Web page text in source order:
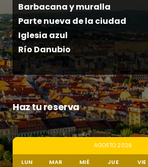
Barbacana y muralla
Parte nueva de la ciudad
Iglesia azul
Río Danubio
Haz tu reserva
AGOSTO 2026
LUN MAR MIÉ JUE VIE